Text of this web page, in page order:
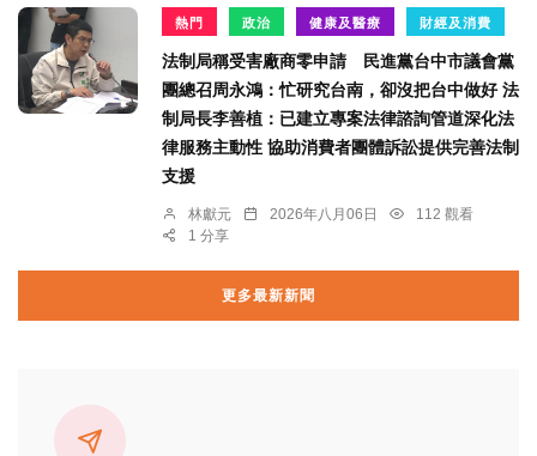
熱門 政治 健康及醫療 財經及消費
法制局稱受害廠商零申請 民進黨台中市議會黨
團總召周永鴻：忙研究台南，卻沒把台中做好 法
制局長李善植：已建立專案法律諮詢管道深化法
律服務主動性 協助消費者團體訴訟提供完善法制
支援
林獻元 2026年八月06日
112 觀看
1 分享
更多最新新聞